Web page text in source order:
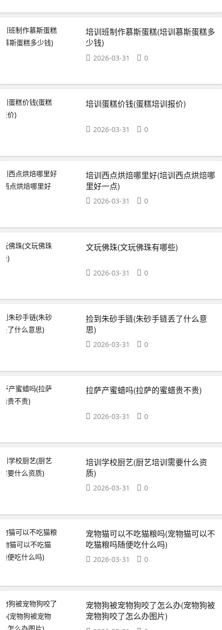
培训班制作慕斯蛋糕(培训慕斯蛋糕多
少钱)
2026-03-31 0
培训蛋糕价钱(蛋糕培训报价)
2026-03-31 0
培训西点烘焙哪里好(培训西点烘焙哪
里好一点)
2026-03-31 0
文玩佛珠(文玩佛珠有哪些)
2026-03-31 0
捡到朱砂手链(朱砂手链丢了什么意
思)
2026-03-31 0
拉萨产蜜蜡吗(拉萨的蜜蜡贵不贵)
2026-03-31 0
培训学校厨艺(厨艺培训需要什么资
质)
2026-03-31 0
宠物猫可以不吃猫粮吗(宠物猫可以不
吃猫粮吗随便吃什么吗)
2026-03-31 0
宠物狗被宠物狗咬了怎么办(宠物狗被
宠物狗咬了怎么办图片)